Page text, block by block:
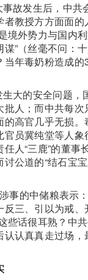
故发生后，中共
教授方方面面的
境外势力与国内
”（丝毫不问：
当年毒奶粉造成
大的安全问题，
批人；而中共每
高官几乎无损。
官员冀纯堂等人象
人“三鹿”的董事
公道的“结石宝
事的中储粮表示
反三、引以为戒、
些话很耳熟？中
认认真真走过场